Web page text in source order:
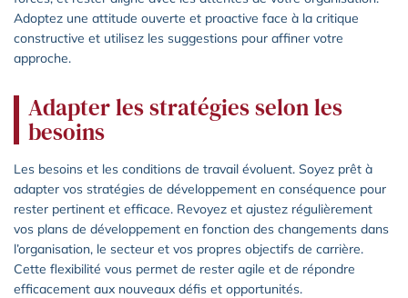
Adoptez une attitude ouverte et proactive face à la critique
constructive et utilisez les suggestions pour affiner votre
approche.
Adapter les stratégies selon les
besoins
Les besoins et les conditions de travail évoluent. Soyez prêt à
adapter vos stratégies de développement en conséquence pour
rester pertinent et efficace. Revoyez et ajustez régulièrement
vos plans de développement en fonction des changements dans
l’organisation, le secteur et vos propres objectifs de carrière.
Cette flexibilité vous permet de rester agile et de répondre
efficacement aux nouveaux défis et opportunités.